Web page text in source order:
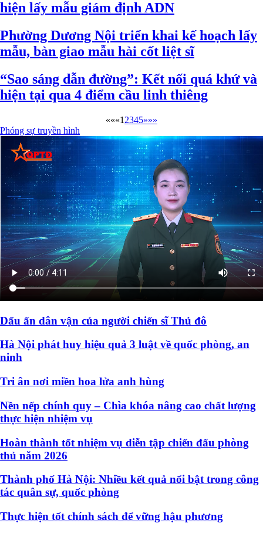
hiện lấy mẫu giám định ADN
Phường Dương Nội triển khai kế hoạch lấy
mẫu, bàn giao mẫu hài cốt liệt sĩ
“Sao sáng dẫn đường”: Kết nối quá khứ và
hiện tại qua 4 điểm cầu linh thiêng
«««1 2345»»»
Phóng sự truyền hình
Dấu ấn dân vận của người chiến sĩ Thủ đô
Hà Nội phát huy hiệu quả 3 luật về quốc phòng, an
ninh
Tri ân nơi miền hoa lửa anh hùng
Nền nếp chính quy – Chìa khóa nâng cao chất lượng
thực hiện nhiệm vụ
Hoàn thành tốt nhiệm vụ diễn tập chiến đấu phòng
thủ năm 2026
Thành phố Hà Nội: Nhiều kết quả nổi bật trong công
tác quân sự, quốc phòng
Thực hiện tốt chính sách để vững hậu phương